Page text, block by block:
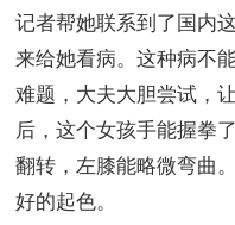
记者帮她联系到了国内
来给她看病。这种病不
难题，大夫大胆尝试，
后，这个女孩手能握拳
翻转，左膝能略微弯曲
好的起色。